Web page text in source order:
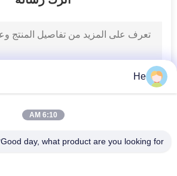
He
6:10 AM
Good day, what product are you looking for?